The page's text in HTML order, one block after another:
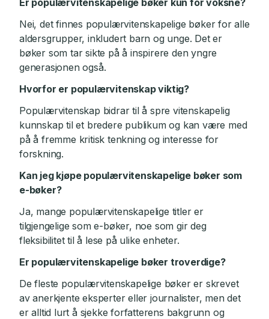
Er populærvitenskapelige bøker kun for voksne?
Nei, det finnes populærvitenskapelige bøker for alle
aldersgrupper, inkludert barn og unge. Det er
bøker som tar sikte på å inspirere den yngre
generasjonen også.
Hvorfor er populærvitenskap viktig?
Populærvitenskap bidrar til å spre vitenskapelig
kunnskap til et bredere publikum og kan være med
på å fremme kritisk tenkning og interesse for
forskning.
Kan jeg kjøpe populærvitenskapelige bøker som
e-bøker?
Ja, mange populærvitenskapelige titler er
tilgjengelige som e-bøker, noe som gir deg
fleksibilitet til å lese på ulike enheter.
Er populærvitenskapelige bøker troverdige?
De fleste populærvitenskapelige bøker er skrevet
av anerkjente eksperter eller journalister, men det
er alltid lurt å sjekke forfatterens bakgrunn og